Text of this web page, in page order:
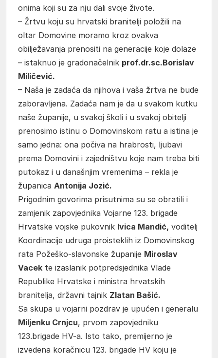
onima koji su za nju dali svoje živote.
– Žrtvu koju su hrvatski branitelji položili na
oltar Domovine moramo kroz ovakva
obilježavanja prenositi na generacije koje dolaze
– istaknuo je gradonačelnik prof.dr.sc.Borislav
Miličević.
– Naša je zadaća da njihova i vaša žrtva ne bude
zaboravljena. Zadaća nam je da u svakom kutku
naše županije, u svakoj školi i u svakoj obitelji
prenosimo istinu o Domovinskom ratu a istina je
samo jedna: ona počiva na hrabrosti, ljubavi
prema Domovini i zajedništvu koje nam treba biti
putokaz i u današnjim vremenima – rekla je
županica Antonija Jozić.
Prigodnim govorima prisutnima su se obratili i
zamjenik zapovjednika Vojarne 123. brigade
Hrvatske vojske pukovnik Ivica Mandić, voditelj
Koordinacije udruga proisteklih iz Domovinskog
rata Požeško-slavonske županije Miroslav
Vacek te izaslanik potpredsjednika Vlade
Republike Hrvatske i ministra hrvatskih
branitelja, državni tajnik Zlatan Bašić.
Sa skupa u vojarni pozdrav je upućen i generalu
Miljenku Crnjcu, prvom zapovjedniku
123.brigade HV-a. Isto tako, premijerno je
izvedena koračnicu 123. brigade HV koju je